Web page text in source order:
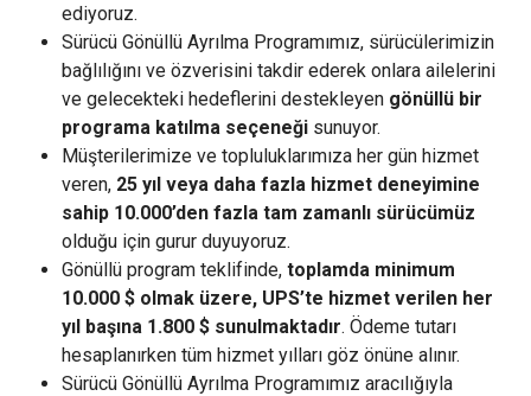
ediyoruz.
Sürücü Gönüllü Ayrılma Programımız, sürücülerimizin
bağlılığını ve özverisini takdir ederek onlara ailelerini
ve gelecekteki hedeflerini destekleyen gönüllü bir
programa katılma seçeneği sunuyor.
Müşterilerimize ve topluluklarımıza her gün hizmet
veren, 25 yıl veya daha fazla hizmet deneyimine
sahip 10.000’den fazla tam zamanlı sürücümüz
olduğu için gurur duyuyoruz.
Gönüllü program teklifinde, toplamda minimum
10.000 $ olmak üzere, UPS’te hizmet verilen her
yıl başına 1.800 $ sunulmaktadır. Ödeme tutarı
hesaplanırken tüm hizmet yılları göz önüne alınır.
Sürücü Gönüllü Ayrılma Programımız aracılığıyla